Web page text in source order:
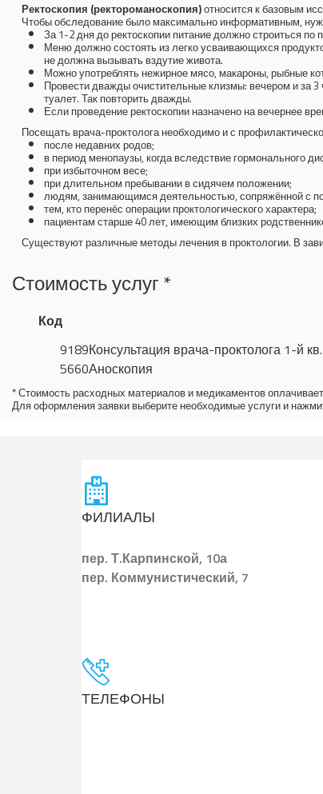
Ректоскопия (ректороманоскопия)относится к базовым
Чтобы обследование было максимально информативным,
За 1-2 дня до ректоскопии питание должно строиться по
Меню должно состоять из легко усваивающихся
не должна вызывать вздутие живота.
Можно употреблять нежирное мясо, макароны, рыбные
Провести дважды очистительные клизмы: вечером и за
туалет. Так повторить дважды.
Если проведение ректоскопии назначено на вечернее
Посещать врача-проктолога необходимо и с
после недавних родов;
в период менопаузы, когда вследствие гормонального
при избыточном весе;
при длительном пребывании в сидячем положении;
людям, занимающимся деятельностью, сопряжённой с
тем, кто перенёс операции проктологического характера;
пациентам старше 40 лет, имеющим близких
Существуют различные методы лечения в проктологии. В
Стоимость услуг *
Код
9189Консультация врача-проктолога 1-й
5660Аноскопия
* Стоимость расходных материалов и медикаментов
Для оформления заявки выберите необходимые услуги и
ФИЛИАЛЫ
пер. Т.Карпинской, 10а
пер. Коммунистический, 7
ТЕЛЕФОНЫ